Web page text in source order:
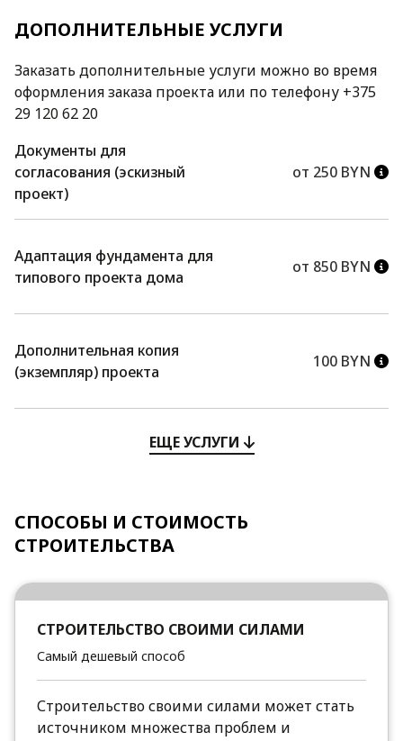
ДОПОЛНИТЕЛЬНЫЕ УСЛУГИ
Заказать дополнительные услуги можно во время
оформления заказа проекта или по телефону +375
29 120 62 20
Документы для
согласования (эскизный
проект)
от 250 BYN
Адаптация фундамента для
типового проекта дома
от 850 BYN
Дополнительная копия
(экземпляр) проекта
100 BYN
ЕЩЕ УСЛУГИ
СПОСОБЫ И СТОИМОСТЬ
СТРОИТЕЛЬСТВА
СТРОИТЕЛЬСТВО СВОИМИ СИЛАМИ
Самый дешевый способ
Строительство своими силами может стать
источником множества проблем и